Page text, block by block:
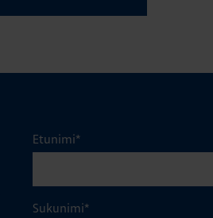
Etunimi*
Sukunimi*